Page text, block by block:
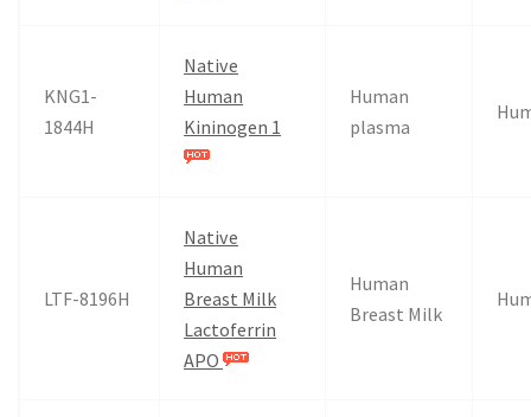
KNG1-
1844H
Native
Human
Kininogen 1
Human
plasma
LTF-8196H
Native
Human
Breast Milk
Lactoferrin
APO
Human
Breast Milk